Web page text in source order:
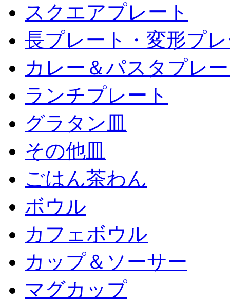
スクエアプレート
長プレート・変形プ
カレー＆パスタプレ
ランチプレート
グラタン皿
その他皿
ごはん茶わん
ボウル
カフェボウル
カップ＆ソーサー
マグカップ